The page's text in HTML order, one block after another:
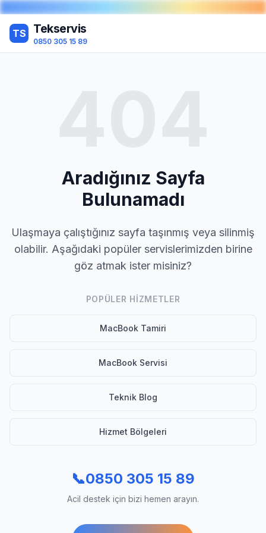
TS Tekservis
0850 305 15 89
Aradığınız Sayfa
Bulunamadı
Ulaşmaya çalıştığınız sayfa taşınmış veya silinmiş
olabilir. Aşağıdaki popüler servislerimizden birine
göz atmak ister misiniz?
POPÜLER HIZMETLER
MacBook Tamiri
MacBook Servisi
Teknik Blog
Hizmet Bölgeleri
📞0850 305 15 89
Acil destek için bizi hemen arayın.